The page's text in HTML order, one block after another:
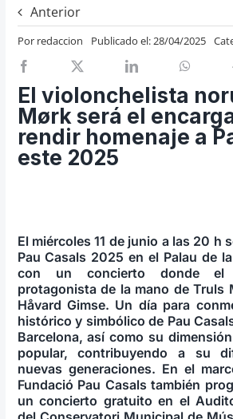
Previos de ópera
Entrevistas
Recomendación
Cosas de Beckmesser
Nosotros y privacidad
Buscar:
Anterior
Por redaccion Publicado el: 28/04/2025
El violonchelista
Mørk será el
rendir homenaje a
este 2025
El miércoles 11 de junio a las 20 h
Pau Casals 2025 en el Palau de
con un concierto donde el
protagonista de la mano de Truls
Håvard Gimse. Un día para
histórico y simbólico de Pau
Barcelona, así como su
popular, contribuyendo a su
nuevas generaciones. En el
Fundació Pau Casals también
un concierto gratuito en el